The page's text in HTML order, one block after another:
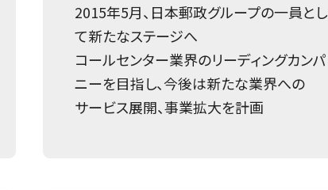
2015年5月、日本郵政グループの一員とし
て新たなステージへ
コールセンター業界のリーディングカンパ
ニーを目指し、今後は新たな業界への
サービス展開、事業拡大を計画